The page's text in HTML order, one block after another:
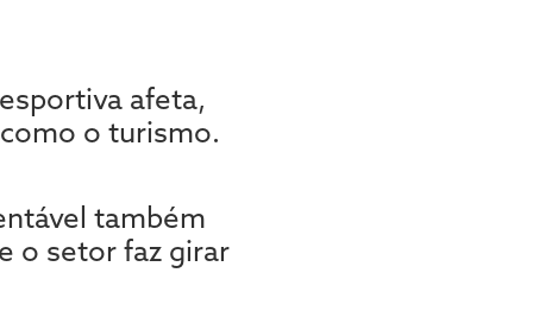
afeta,
o turismo.
também
o setor faz girar